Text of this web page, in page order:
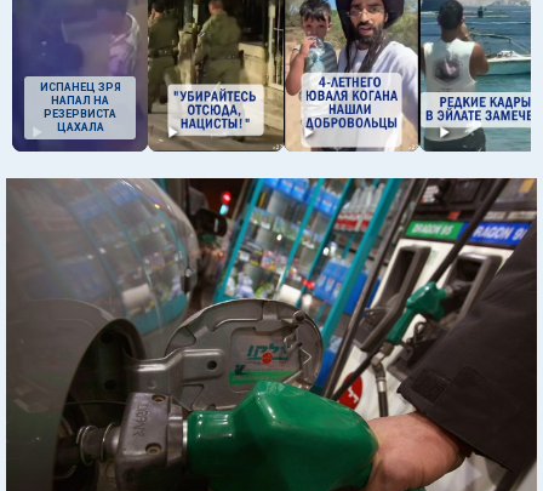
ИСПАНЕЦ ЗРЯ
НАПАЛ НА
РЕЗЕРВИСТА
ЦАХАЛА